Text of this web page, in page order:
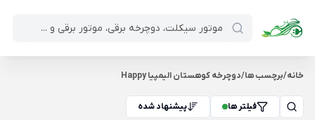
خانه/برچسب ها/دوچرخه کوهستان الیمپیا Happy
فیلتر ها پیشنهاد شده